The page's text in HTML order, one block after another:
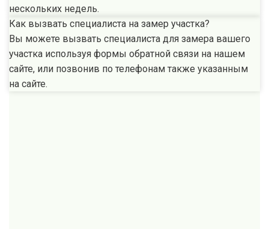
нескольких недель.
Как вызвать специалиста на замер участка?
Вы можете вызвать специалиста для замера вашего
участка используя формы обратной связи на нашем
сайте, или позвонив по телефонам также указанным
на сайте.